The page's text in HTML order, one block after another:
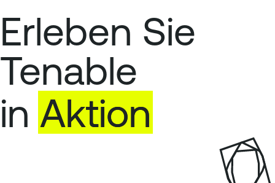
e
g
S
e
t
e
Erleben Sie
Tenable
in Aktion